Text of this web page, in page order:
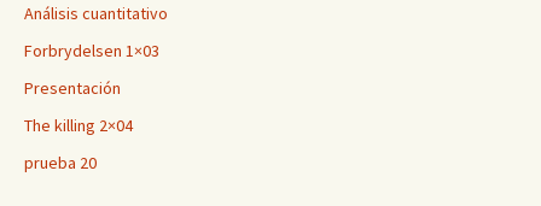
Análisis cuantitativo
Forbrydelsen 1×03
Presentación
The killing 2×04
prueba 20